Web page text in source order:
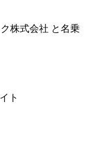
株式会社 と名乗
ト